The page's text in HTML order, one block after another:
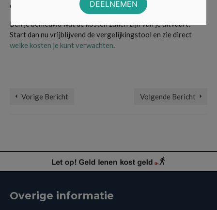
de polis dus erg belangrijk.
Ben je benieuwd wat de kosten zullen zijn van je uitvaart?
Start dan nu vrijblijvend de vergelijkingstool en zie direct
welke kosten je kunt verwachten.
Vorige Bericht Volgende Bericht
Overige informatie